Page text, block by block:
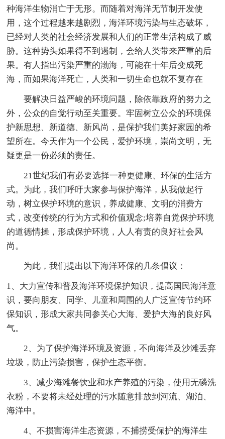
种海洋生物消亡于无形。而随着对海洋无节制开发使
用，这个过程越来越剧烈，海洋环境污染与生态破坏，
已经对人类的社会经济发展和人们的正常生活构成了威
胁。这种势头如果得不到遏制，会给人类带来严重的后
果。有人指出污染严重的渤海，可能在十年后变成死
海，而如果海洋死亡，人类和一切生命也就不复存在
要解决日益严峻的环境问题，除依靠政府的努力之
外，公众的自觉行动至关重要。牢固树立公众的环境保
护新思想、新道德、新风尚，是保护我们美好家园的希
望所在。今天作为一个公民，爱护环境，崇尚文明，无
疑更是一份必须的责任。
21世纪我们有必要选择一种更健康、环保的生活方
式。为此，我们呼吁大家参与保护海洋，从我做起行
动，树立保护环境的意识，养成健康、文明的消费方
式，改变传统的行为方式和价值观念;培养自觉保护环境
的道德情操，形成保护环境，人人有责的良好社会风
尚。
为此，我们提出以下海洋环保的几条倡议：
1、大力宣传和普及海洋环境保护知识，提高国民海洋意
识，要向朋友、同学、儿童和周围的人广泛宣传节约环
保知识，形成大家共同参关心大海、爱护大海的良好风
气。
2、为了保护海洋环境及资源，不向海洋及沙滩丢弃
垃圾，防止污染损害，保护生态平衡。
3、减少海滩餐饮业和水产养殖的污染，使用无磷洗
衣粉，不要将未经处理的污水随意排放到河流、湖泊、
海洋中。
4、不损害海洋生态资源，不捕捞受保护的海洋生